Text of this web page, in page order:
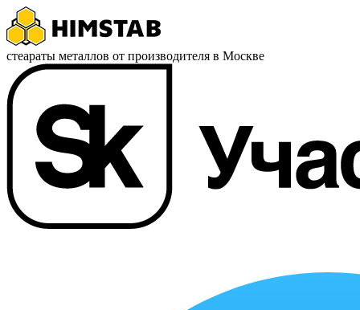
стеараты металлов от производителя в Москве